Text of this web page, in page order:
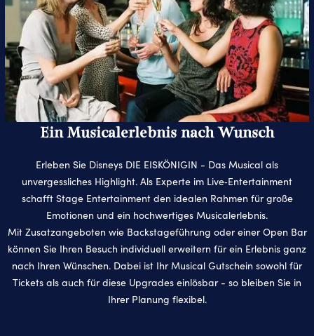
Ein Musicalerlebnis nach Wunsch
Erleben Sie Disneys DIE EISKÖNIGIN - Das Musical als
unvergessliches Highlight. Als Experte im Live‑Entertainment
schafft Stage Entertainment den idealen Rahmen für große
Emotionen und ein hochwertiges Musicalerlebnis.
Mit Zusatzangeboten wie Backstageführung oder einer Open Bar
können Sie Ihren Besuch individuell erweitern für ein Erlebnis ganz
nach Ihren Wünschen. Dabei ist Ihr Musical Gutschein sowohl für
Tickets als auch für diese Upgrades einlösbar - so bleiben Sie in
Ihrer Planung flexibel.